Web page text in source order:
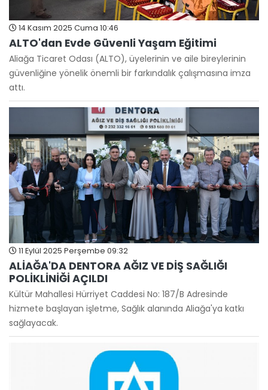
14 Kasım 2025 Cuma 10:46
ALTO'dan Evde Güvenli Yaşam Eğitimi
Aliağa Ticaret Odası (ALTO), üyelerinin ve aile bireylerinin
güvenliğine yönelik önemli bir farkındalık çalışmasına imza
attı.
11 Eylül 2025 Perşembe 09:32
ALİAĞA'DA DENTORA AĞIZ VE DİŞ SAĞLIĞI
POLİKLİNİĞİ AÇILDI
Kültür Mahallesi Hürriyet Caddesi No: 187/B Adresinde
hizmete başlayan işletme, Sağlık alanında Aliağa'ya katkı
sağlayacak.